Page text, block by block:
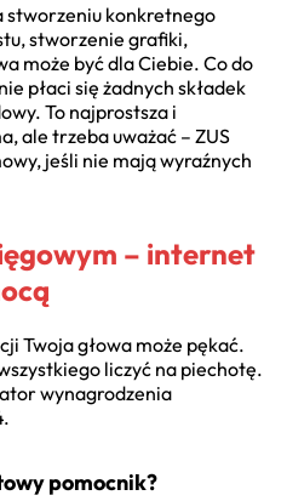
stworzeniu konkretnego
stworzenie grafiki,
może być dla Ciebie. Co do
płaci się żadnych składek
To najprostsza i
ale trzeba uważać – ZUS
jeśli nie mają wyraźnych
– internet
Twoja głowa może pękać.
liczyć na piechotę.
wynagrodzenia
pomocnik?